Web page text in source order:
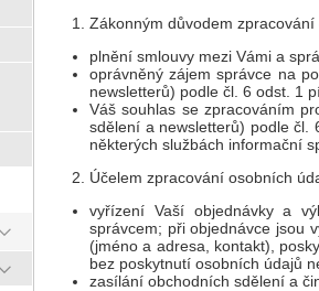
Zákonným důvodem
plnění smlouvy mezi Vámi a
oprávněný zájem správce na
newsletterů) podle čl. 6 odst. 1
Váš souhlas se zpracováním
sdělení a newsletterů) podle čl.
některých službách informační
Účelem zpracování osobních
vyřízení Vaší objednávky a
správcem; při objednávce jsou
(jméno a adresa, kontakt),
bez poskytnutí osobních údajů
zasílání obchodních sdělení a